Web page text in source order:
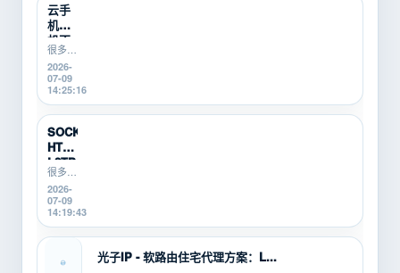
云手
机挂
机不
稳定
怎么
办？
游戏
搬砖
新
手...
很多游
戏搬
砖、游
戏打金
新手在
使用云
手机挂
机时，
会遇到
掉线、
卡顿、
登录异
常、运
行中断
等问
文从...
2026-
07-09
14:25:16
SOCKS5、
HTTP、
L2TP/P...
很多游
戏搬
砖、游
戏打
金、多
开挂机
手，不
2026-
07-09
14:19:43
光子IP - 软路由住宅代理方案：L...